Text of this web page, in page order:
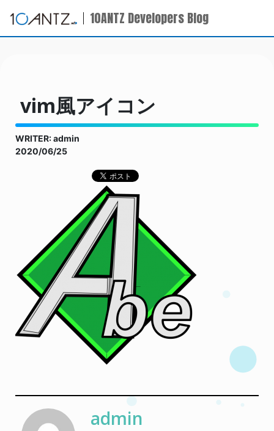
10ANTZ Developers Blog
vim風アイコン
WRITER: admin
2020/06/25
admin